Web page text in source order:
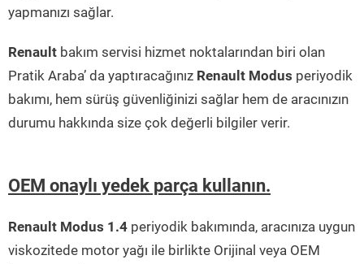
yapmanızı sağlar.
Renault bakım servisi hizmet noktalarından biri olan
Pratik Araba’ da yaptıracağınız Renault Modus periyodik
bakımı, hem sürüş güvenliğinizi sağlar hem de aracınızın
durumu hakkında size çok değerli bilgiler verir.
OEM onaylı yedek parça kullanın.
Renault Modus 1.4 periyodik bakımında, aracınıza uygun
viskozitede motor yağı ile birlikte Orijinal veya OEM